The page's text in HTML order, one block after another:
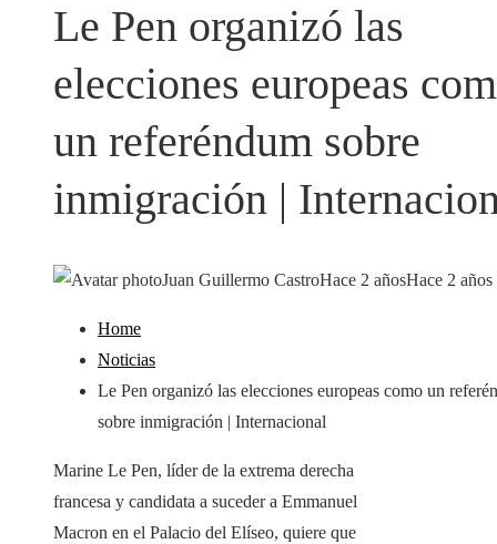
Le Pen organizó las
elecciones europeas
un referéndum sobre
inmigración |
Juan Guillermo CastroHace 2 añosHace 2 años
Home
Noticias
Le Pen organizó las elecciones europeas como un
sobre inmigración | Internacional
Marine Le Pen, líder de la extrema derecha
francesa y candidata a suceder a Emmanuel
Macron en el Palacio del Elíseo, quiere que